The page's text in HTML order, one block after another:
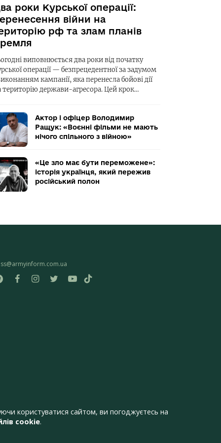
роки Курської операції:
війни на
рф та злам планів
виповнюється два роки від початку
операції — безпрецедентної за задумом
кампанії, яка перенесла бойові дії
територію держави-агресора. Цей крок…
Актор і офіцер Володимир
Ращук: «Воєнні фільми не мають
нічого спільного з війною»
«Це зло має бути переможене»:
історія українця, який пережив
російський полон
користуватися сайтом, ви погоджуєтесь на
cookie.